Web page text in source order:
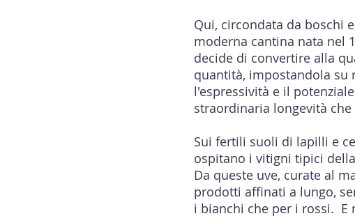
Qui, circondata da boschi
moderna cantina nata nel
decide di convertire alla
quantità, impostandola su
l'espressività e il
straordinaria longevità
Sui fertili suoli di lapilli e
ospitano i vitigni tipici
Da queste uve, curate al
prodotti affinati a lungo,
i bianchi che per i rossi. E